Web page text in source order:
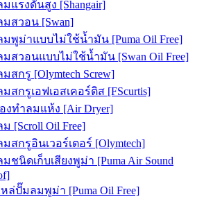
แรงดันสูง [Shangair]
สวอน [Swan]
พูม่าแบบไม่ใช้น้ำมัน [Puma Oil Free]
สวอนแบบไม่ใช้น้ำมัน [Swan Oil Free]
สกรู [Olymtech Screw]
สกรูเอฟเอสเคอร์ติส [FScurtis]
งทำลมแห้ง [Air Dryer]
[Scroll Oil Free]
สกรูอินเวอร์เตอร์ [Olymtech]
ชนิดเก็บเสียงพูม่า [Puma Air Sound
ล่ปั๊มลมพูม่า [Puma Oil Free]